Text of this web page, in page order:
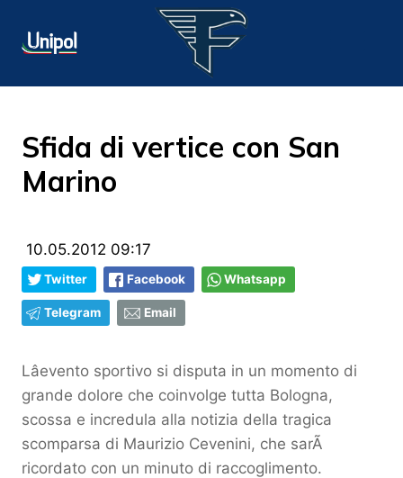
Sfida di vertice con San
Marino
10.05.2012 09:17
Twitter Facebook Whatsapp
Telegram Email
Lâevento sportivo si disputa in un momento di
grande dolore che coinvolge tutta Bologna,
scossa e incredula alla notizia della tragica
scomparsa di Maurizio Cevenini, che sarÃ
ricordato con un minuto di raccoglimento.